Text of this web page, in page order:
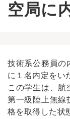
空局に
技術系公務員の
に１名内定をい
この学生は、航
第一級陸上無線
格を取得した状